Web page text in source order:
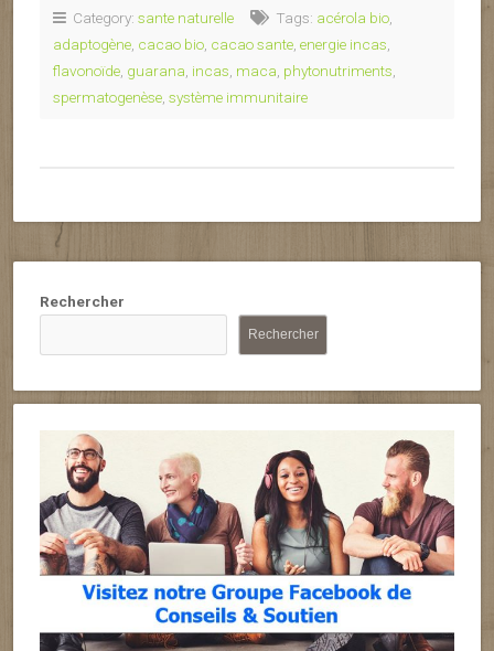
Category: sante naturelle Tags: acérola bio
adaptogène cacao bio cacao sante energie incas
flavonoïde guarana incas maca phytonutriments
spermatogenèse système immunitaire
Rechercher
Rechercher